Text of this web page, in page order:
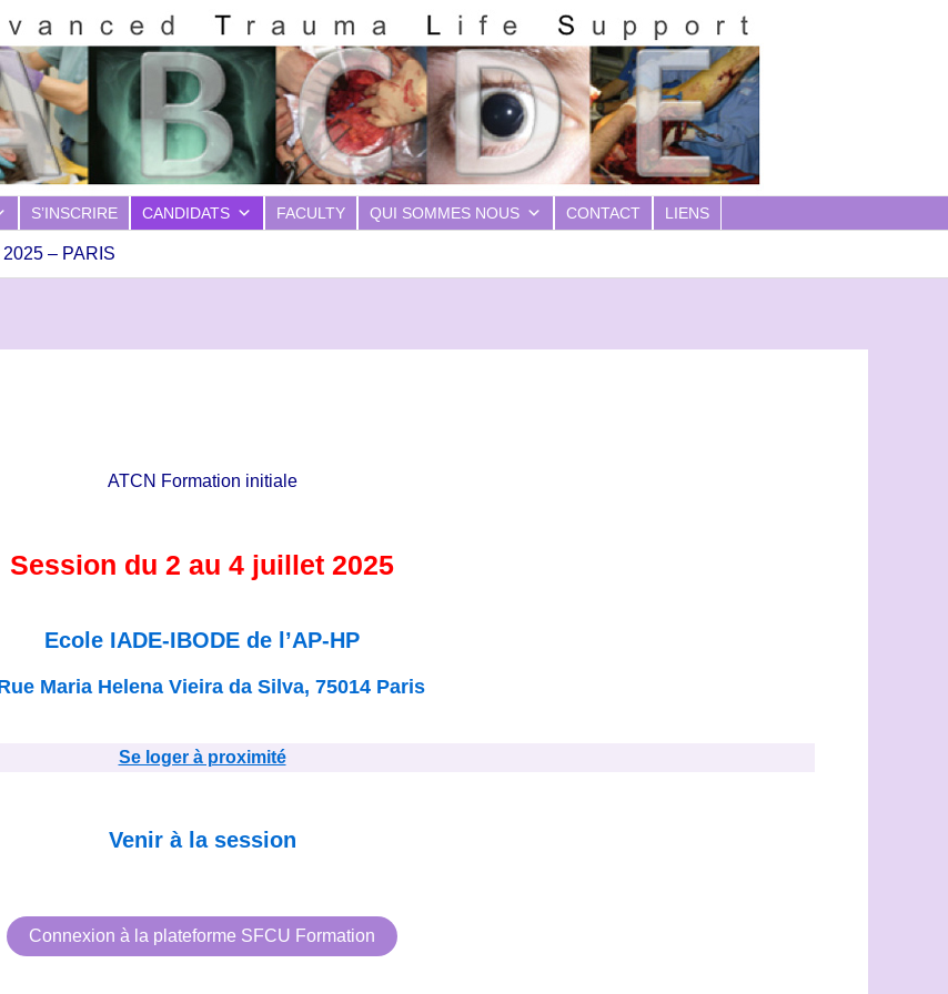
S’INSCRIRE CANDIDATS FACULTY QUI SOMMES NOUS CONTACT LIENS
– PARIS
ATCN Formation initiale
Session du 2 au 4 juillet 2025
Ecole IADE-IBODE de l’AP-HP
Maria Helena Vieira da Silva, 75014 Paris
Se loger à proximité
Venir à la session
Connexion à la plateforme SFCU Formation